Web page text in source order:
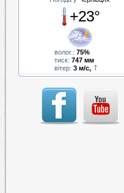
+23°
волог.: 75%
тиск: 747 мм
вітер: 3 м/с,